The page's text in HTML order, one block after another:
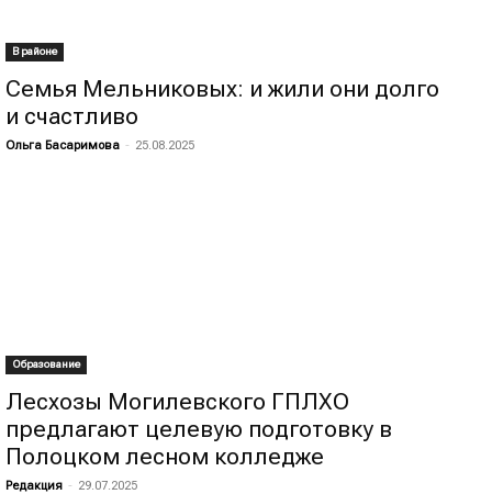
В районе
Семья Мельниковых: и жили они долго
и счастливо
Ольга Басаримова - 25.08.2025
Образование
Лесхозы Могилевского ГПЛХО
предлагают целевую подготовку в
Полоцком лесном колледже
Редакция - 29.07.2025